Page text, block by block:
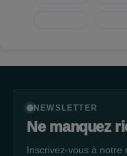
NEWSLETTER
Ne manquez
Inscrivez-vous à notre